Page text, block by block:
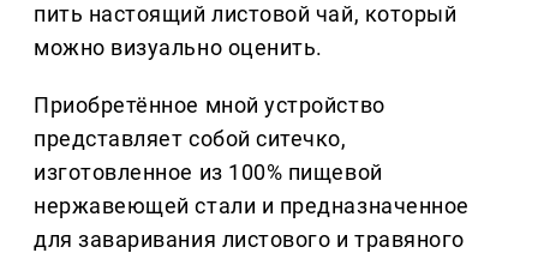
пить настоящий листовой чай, который
можно визуально оценить.
Приобретённое мной устройство
представляет собой ситечко,
изготовленное из 100% пищевой
нержавеющей стали и предназначенное
для заваривания листового и травяного